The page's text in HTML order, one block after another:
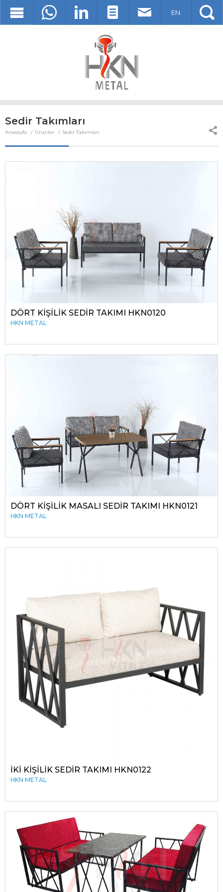
EN
Sedir Takımları
Anasayfa Ürünler Sedir Takımları
DÖRT KİŞİLİK SEDİR TAKIMI HKN0120
HKN METAL
DÖRT KİŞİLİK MASALI SEDİR TAKIMI HKN0121
HKN METAL
İKİ KİŞİLİK SEDİR TAKIMI HKN0122
HKN METAL